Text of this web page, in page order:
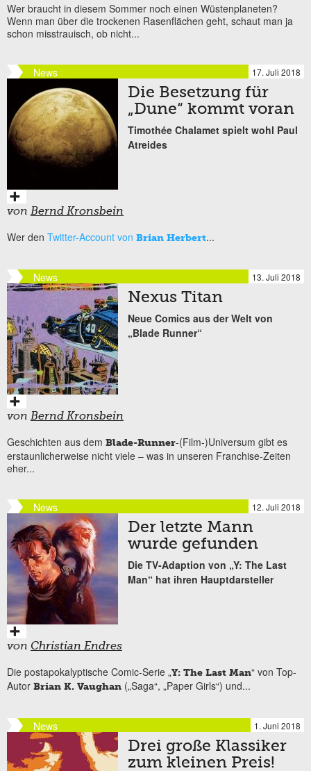
Wer braucht in diesem Sommer noch einen Wüstenplaneten?
Wenn man über die trockenen Rasenflächen geht, schaut man ja
schon misstrauisch, ob nicht...
News 17. Juli 2018
Die Besetzung für
„Dune“ kommt voran
Timothée Chalamet spielt wohl Paul
Atreides
von Bernd Kronsbein
Wer den Twitter-Account von Brian Herbert...
News 13. Juli 2018
Nexus Titan
Neue Comics aus der Welt von
„Blade Runner“
von Bernd Kronsbein
Geschichten aus dem Blade-Runner-(Film-)Universum gibt es
erstaunlicherweise nicht viele – was in unseren Franchise-Zeiten
eher...
News 12. Juli 2018
Der letzte Mann
wurde gefunden
Die TV-Adaption von „Y: The Last
Man“ hat ihren Hauptdarsteller
von Christian Endres
Die postapokalyptische Comic-Serie „Y: The Last Man“ von Top-
Autor Brian K. Vaughan („Saga“, „Paper Girls“) und...
News 1. Juni 2018
Drei große Klassiker
zum kleinen Preis!